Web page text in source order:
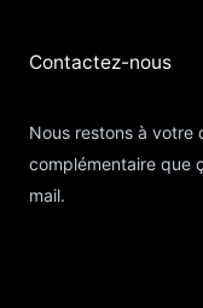
Contactez-nous​
Nous restons à votre
complémentaire que
mail.